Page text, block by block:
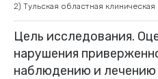
2) Тульская областная
Цель исследования.
нарушения
наблюдению и